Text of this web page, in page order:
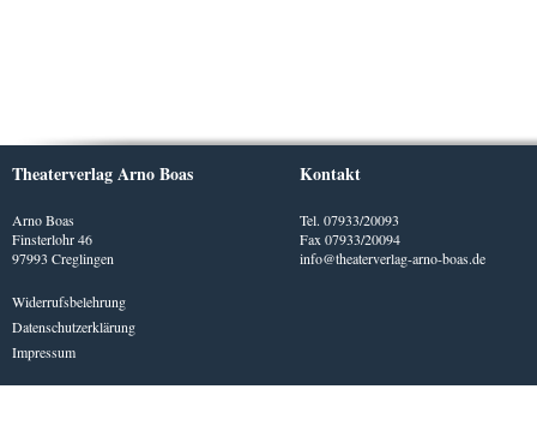
Theaterverlag Arno Boas
Arno Boas
Finsterlohr 46
97993 Creglingen
Widerrufsbelehrung
Datenschutzerklärung
Impressum
Kontakt
Tel. 07933/20093
Fax 07933/20094
info@theaterverlag-arno-boas.de